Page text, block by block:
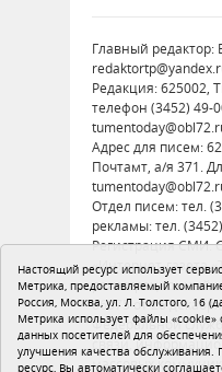
Главный
Редакция: 625002,
телефон (3452) 49-
Адрес для писем:
Почтамт, а/я 371.
Отдел писем: тел.
рекламы: тел.
Регистрация СМИ:
«Интернет-газета
регистрационный
86575 от 26
Федеральной
связи,
массовых
Настоящий ресурс использует
Метрика, предоставляемый
Россия, Москва, ул. Л. Толстого, 16
Метрика использует файлы «cookie»
данных посетителей для
улучшения качества обслуживания.
ресурс, Вы автоматически